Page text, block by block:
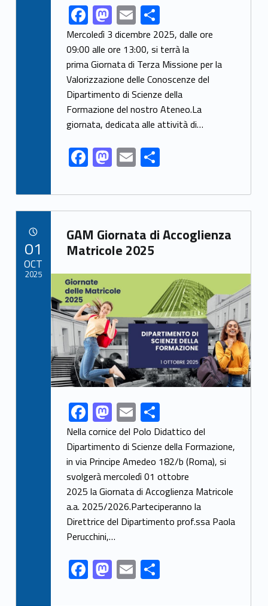
Link identifier share facebook archive #share-link-archive-46358F
ac
e
b
o
o
k
M
as
to
d
o
n
E
m
ai
l
S
h
ar
e
Mercoledì 3 dicembre 2025, dalle ore
09:00 alle ore 13:00, si terrà la
prima Giornata di Terza Missione per la
Valorizzazione delle Conoscenze del
Dipartimento di Scienze della
Formazione del nostro Ateneo.La
giornata, dedicata alle attività di…
F
ac
e
b
o
o
k
M
as
to
d
o
n
E
m
ai
l
S
ar
e
Link identifier archive #link-archive-33932
GAM Giornata di Accoglienza
Matricole 2025
Link identifier archive #link-archive-thumb-soap-74675
Link identifier share facebook archive #share-link-archive-55897F
ac
e
b
o
o
k
M
as
to
d
o
n
E
m
ai
l
S
h
ar
e
Nella cornice del Polo Didattico del
Dipartimento di Scienze della Formazione,
in via Principe Amedeo 182/b (Roma), si
svolgerà mercoledì 01 ottobre
2025 la Giornata di Accoglienza Matricole
a.a. 2025/2026.Parteciperanno la
Direttrice del Dipartimento prof.ssa Paola
Perucchini,…
F
ac
M
as
E
m
S
h
01
OCT
2025